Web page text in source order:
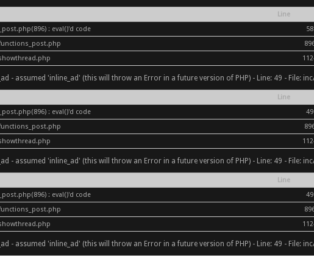
Line
: eval()'d code
58
- assumed 'inline_ad' (this will throw an Error in a future version of PHP) - Line: 49 - File:
Line
: eval()'d code
49
- assumed 'inline_ad' (this will throw an Error in a future version of PHP) - Line: 49 - File:
Line
: eval()'d code
49
- assumed 'inline_ad' (this will throw an Error in a future version of PHP) - Line: 49 - File: